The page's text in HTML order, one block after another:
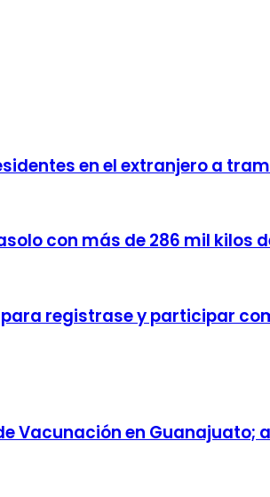
en el extranjero a
con más de 286 mil kilos
registrase y participar
Vacunación en Guanajuato;